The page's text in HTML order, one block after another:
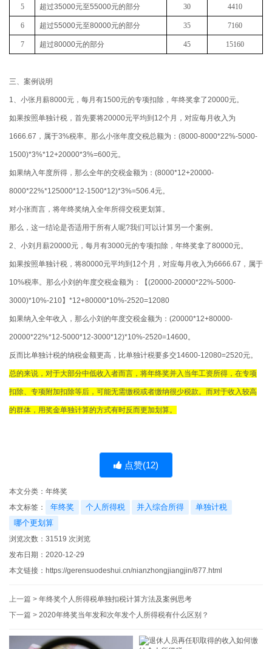
5 超过35000元至55000元的部分 30 4410
6 超过55000元至80000元的部分 35 7160
7 超过80000元的部分 45 15160
三、案例说明
1、小张月薪8000元，每月有1500元的专项扣除，年终奖拿了20000元。
如果按照单独计税，首先要将20000元平均到12个月，对应每月收入为
1666.67，属于3%税率。那么小张年度交税总额为：(8000-8000*22%-5000-
1500)*3%*12+20000*3%=600元。
如果纳入年度所得，那么全年的交税金额为：(8000*12+20000-
8000*22%*125000*12-1500*12)*3%=506.4元。
对小张而言，将年终奖纳入全年所得交税更划算。
那么，这一结论是否适用于所有人呢?我们可以计算另一个案例。
2、小刘月薪20000元，每月有3000元的专项扣除，年终奖拿了80000元。
如果按照单独计税，将80000元平均到12个月，对应每月收入为6666.67，属于
10%税率。那么小刘的年度交税金额为：【(20000-20000*22%-5000-
3000)*10%-210】*12+80000*10%-2520=12080
如果纳入全年收入，那么小刘的年度交税金额为：(20000*12+80000-
20000*22%*12-5000*12-3000*12)*10%-2520=14600。
反而比单独计税的纳税金额更高，比单独计税要多交14600-12080=2520元。
总的来说，对于大部分中低收入者而言，将年终奖并入当年工资所得，在专项
扣除、专项附加扣除等后，可能无需缴税或者缴纳很少税款。而对于收入较高
的群体，用奖金单独计算的方式有时反而更加划算。
点赞(12)
本文分类： 年终奖
本文标签：
年终奖 个人所得税 并入综合所得
单独计税
哪个更划算
浏览次数： 31519 次浏览
发布日期：2020-12-29
本文链接： https://gerensuodeshui.cn/nianzhongjiangjin/877.html
上一篇 > 年终奖个人所得税单独扣税计算方法及案例思考
下一篇 > 2020年终奖当年发和次年发个人所得税有什么区别？